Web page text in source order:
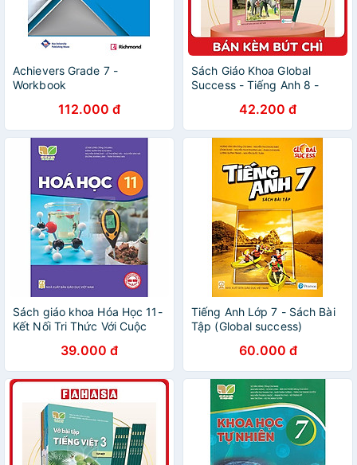
Achievers Grade 7 -
Workbook
112.000 đ
Sách Giáo Khoa Global
Success - Tiếng Anh 8 -
42.200 đ
Sách giáo khoa Hóa Học 11-
Kết Nối Tri Thức Với Cuộc
39.000 đ
Tiếng Anh Lớp 7 - Sách Bài
Tập (Global success)
60.000 đ